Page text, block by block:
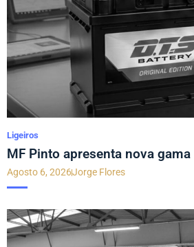
Ligeiros
MF Pinto apresenta nova gama
Agosto 6, 2026Jorge Flores